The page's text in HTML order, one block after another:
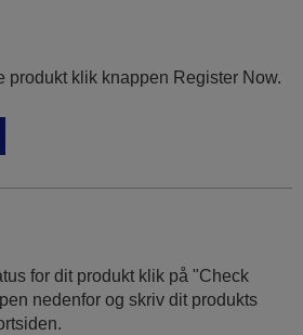
produkt klik knappen Register Now.
for dit produkt klik på "Check
nedenfor og skriv dit produkts